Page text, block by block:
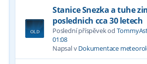
Stanice Snezka a tuhe
poslednich cca 30 letech
Poslední příspěvek od
01:08
Napsal vDokumentace